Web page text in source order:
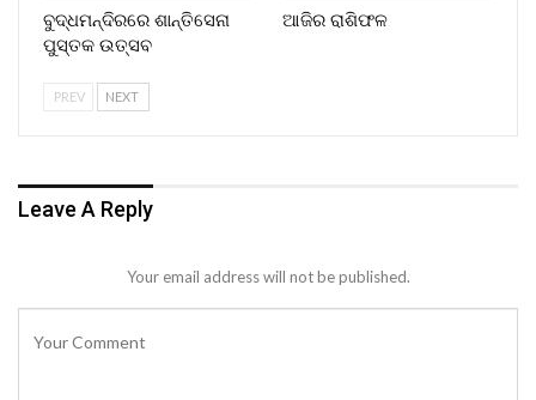
ବୁଦ୍ଧମନ୍ଦିରରେ ଶାନ୍ତିସେନା
ପୁସ୍ତକ ଉତ୍ସବ
ଆଜିର ରାଶିଫଳ
PREV NEXT
Leave A Reply
Your email address will not be published.